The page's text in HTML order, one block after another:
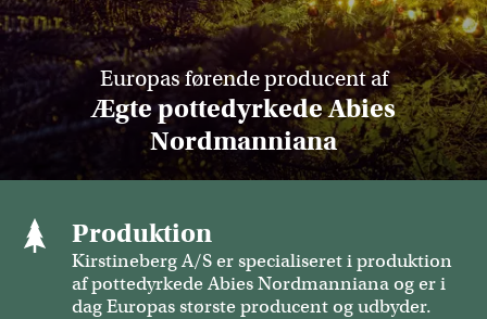
Europas førende producent af
Ægte pottedyrkede Abies
Nordmanniana
Produktion
Kirstineberg A/S er specialiseret i produktion
af pottedyrkede Abies Nordmanniana og er i
dag Europas største producent og udbyder.